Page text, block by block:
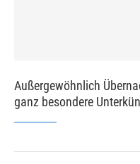
Außergewöhnlich
ganz besondere